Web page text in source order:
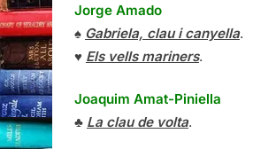
Jorge Amado
♠ Gabriela, clau i canyella.
♥ Els vells mariners.
Joaquim Amat-Piniella
♣ La clau de volta.